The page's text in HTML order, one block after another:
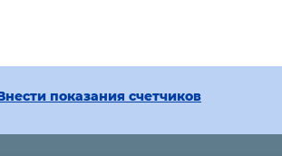
показания счетчиков